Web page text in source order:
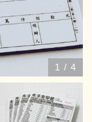
1 / 4